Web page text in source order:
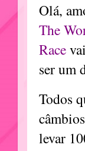
Olá,
The
Race
ser um
Todos
levar